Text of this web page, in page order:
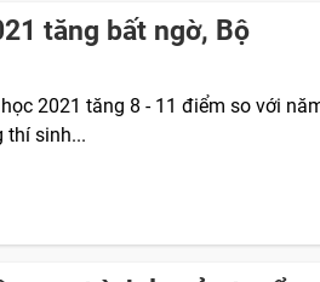
tăng bất ngờ, Bộ
2021 tăng 8 - 11 điểm so với
thí sinh...